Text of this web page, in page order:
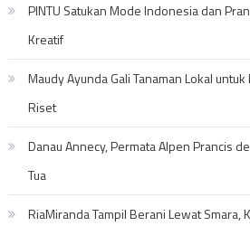
PINTU Satukan Mode Indonesia dan
Kreatif
Maudy Ayunda Gali Tanaman Lokal
Riset
Danau Annecy, Permata Alpen Prancis
Tua
RiaMiranda Tampil Berani Lewat Smara,